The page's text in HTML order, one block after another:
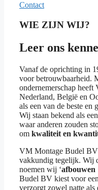
Contact
WIE ZIJN WIJ?
Leer ons
Vanaf de oprichting in
voor betrouwbaarheid.
ondernemerschap
Nederland, België en
als een van de beste en
Wij staan bekend als
waar anderen zouden
om kwaliteit en
VM Montage Budel
vakkundig tegelijk. Wij
noemen wij ‘afbouwen
Budel BV kiest voor
verzorgt zowel natte